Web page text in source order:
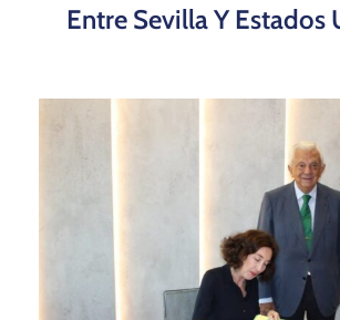
Entre Sevilla Y Estados